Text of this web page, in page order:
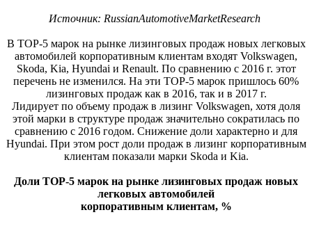
Источник: RussianAutomotiveMarketResearch
В ТОР-5 марок на рынке лизинговых продаж новых легковых
автомобилей корпоративным клиентам входят Volkswagen,
Skoda, Kia, Hyundai и Renault. По сравнению с 2016 г. этот
перечень не изменился. На эти ТОР-5 марок пришлось 60%
лизинговых продаж как в 2016, так и в 2017 г.
Лидирует по объему продаж в лизинг Volkswagen, хотя доля
этой марки в структуре продаж значительно сократилась по
сравнению с 2016 годом. Снижение доли характерно и для
Hyundai. При этом рост доли продаж в лизинг корпоративным
клиентам показали марки Skoda и Kia.
Доли ТОР-5 марок на рынке лизинговых продаж новых
легковых автомобилей
корпоративным клиентам, %